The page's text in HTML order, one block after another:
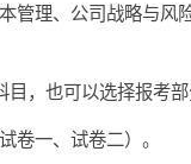
管理、公司战略与风
，也可以选择报考部
卷一、试卷二）。